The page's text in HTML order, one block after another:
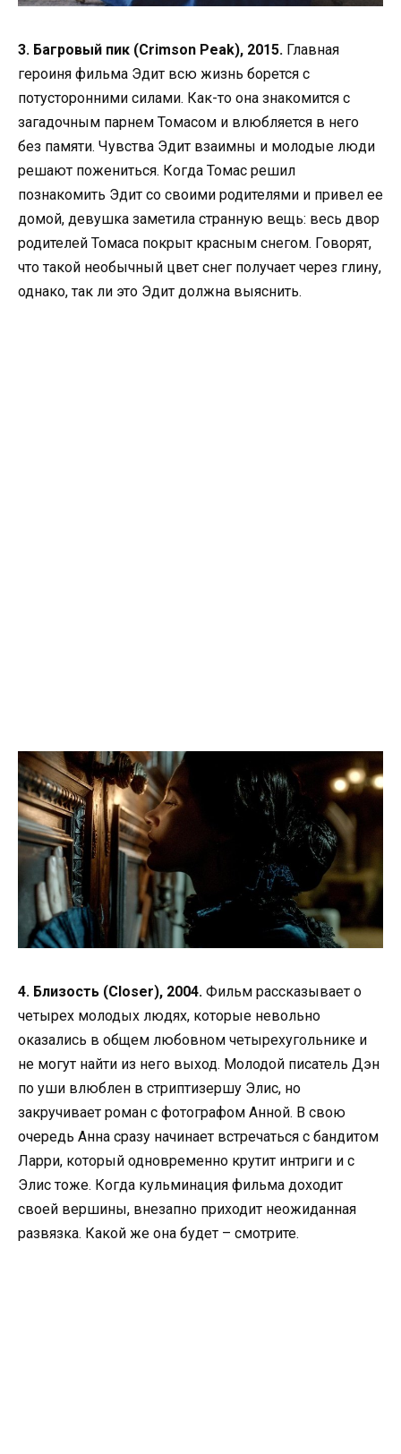
3. Багровый пик (Crimson Peak), 2015. Главная
героиня фильма Эдит всю жизнь борется с
потусторонними силами. Как-то она знакомится с
загадочным парнем Томасом и влюбляется в него
без памяти. Чувства Эдит взаимны и молодые люди
решают пожениться. Когда Томас решил
познакомить Эдит со своими родителями и привел ее
домой, девушка заметила странную вещь: весь двор
родителей Томаса покрыт красным снегом. Говорят,
что такой необычный цвет снег получает через глину,
однако, так ли это Эдит должна выяснить.
4. Близость (Closer), 2004. Фильм рассказывает о
четырех молодых людях, которые невольно
оказались в общем любовном четырехугольнике и
не могут найти из него выход. Молодой писатель Дэн
по уши влюблен в стриптизершу Элис, но
закручивает роман с фотографом Анной. В свою
очередь Анна сразу начинает встречаться с бандитом
Ларри, который одновременно крутит интриги и с
Элис тоже. Когда кульминация фильма доходит
своей вершины, внезапно приходит неожиданная
развязка. Какой же она будет – смотрите.